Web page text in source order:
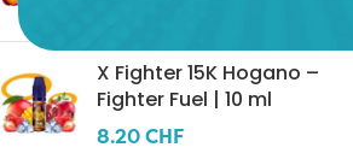
X Fighter 15K Hogano –
Fighter Fuel | 10 ml
8.20CHF